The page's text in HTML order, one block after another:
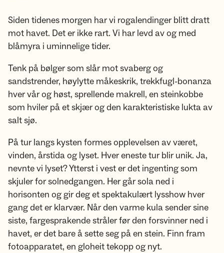
Siden tidenes morgen har vi rogalendinger blitt dratt
mot havet. Det er ikke rart. Vi har levd av og med
blåmyra i uminnelige tider.
Tenk på bølger som slår mot svaberg og
sandstrender, høylytte måkeskrik, trekkfugl-bonanza
hver vår og høst, sprellende makrell, en steinkobbe
som hviler på et skjær og den karakteristiske lukta av
salt sjø.
På tur langs kysten formes opplevelsen av været,
vinden, årstida og lyset. Hver eneste tur blir unik. Ja,
nevnte vi lyset? Ytterst i vest er det ingenting som
skjuler for solnedgangen. Her går sola ned i
horisonten og gir deg et spektakulært lysshow hver
gang det er klarvær. Når den varme kula sender sine
siste, fargesprakende stråler før den forsvinner ned i
havet, er det bare å sette seg på en stein. Finn fram
fotoapparatet, en gloheit tekopp og nyt.